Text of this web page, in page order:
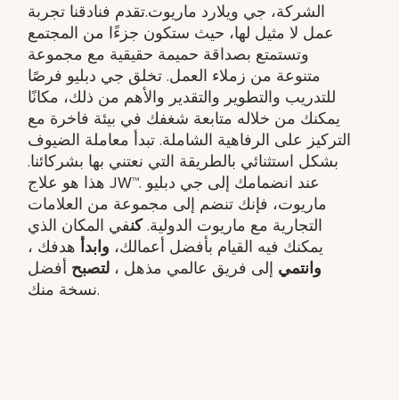
الشركة، جي ويلارد ماريوت.تقدم فنادقنا تجربة
عمل لا مثيل لها، حيث ستكون جزءًا من المجتمع
وتستمتع بصداقة حميمة حقيقية مع مجموعة
متنوعة من زملاء العمل. تخلق جي دبليو فرصًا
للتدريب والتطوير والتقدير والأهم من ذلك، مكانًا
يمكنك من خلاله متابعة شغفك في بيئة فاخرة مع
التركيز على الرفاهية الشاملة. تبدأ معاملة الضيوف
بشكل استثنائي بالطريقة التي نعتني بها بشركائنا.
هذا هو علاج JW™. عند انضمامك إلى جي دبليو
ماريوت، فإنك تنضم إلى مجموعة من العلامات
التجارية مع ماريوت الدولية.كنفي المكان الذي
يمكنك فيه القيام بأفضل أعمالك، وابدأ هدفك ​،
وانتمي إلى فريق عالمي مذهل ​، لتصبح أفضل
نسخة منك.